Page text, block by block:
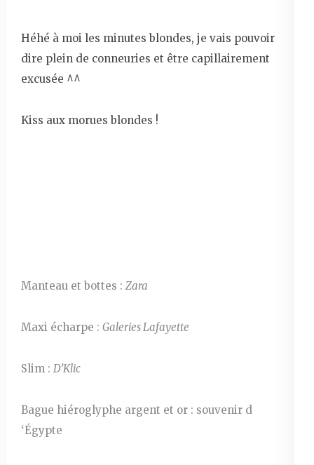
Héhé à moi les minutes blondes, je vais pouvoir
dire plein de conneuries et être capillairement
excusée ^^
Kiss aux morues blondes !
Manteau et bottes : Zara
Maxi écharpe : Galeries Lafayette
Slim : D’Klic
Bague hiéroglyphe argent et or : souvenir d
‘Égypte